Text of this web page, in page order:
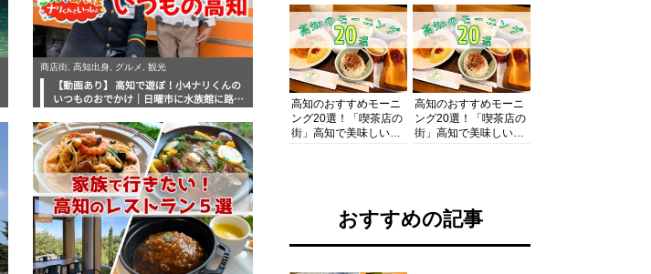
商店街, 高知出身, グルメ, 観光
【動画あり】 高知で遊ぼ！小4ナリくんの
いつものおでかけ｜日曜市に水族館に路面
知グルメPro】
を網羅したおすすめガ
イド
高知のおすすめモーニ
ング20選！「喫茶店の
街」高知で美味しい喫
高知のおすすめモーニ
ング20選！「喫茶店の
街」高知で美味しい喫
おすすめの記事